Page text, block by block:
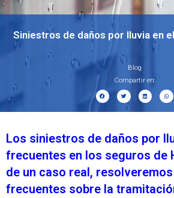
Siniestros de daños por lluvia en
Blog
Compartir en:
Los siniestros de daños por
frecuentes en los seguros de
de un caso real,
frecuentes sobre la